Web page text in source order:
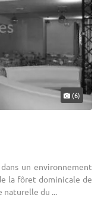
(6)
un environnement
la fôret dominicale de
naturelle du ...